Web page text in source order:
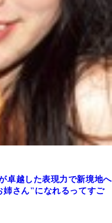
卓越した表現力で新境地へ
姉さん"になれるってすご